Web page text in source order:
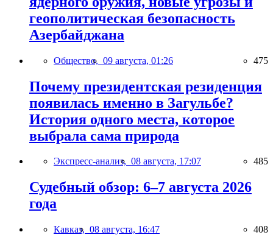
геополитическая безопасность
Азербайджана
Общество, 09 августа, 01:26 475
Почему президентская резиденция
появилась именно в Загульбе?
История одного места, которое
выбрала сама природа
Экспресс-анализ, 08 августа, 17:07 485
Судебный обзор: 6–7 августа 2026
года
Кавказ, 08 августа, 16:47 408